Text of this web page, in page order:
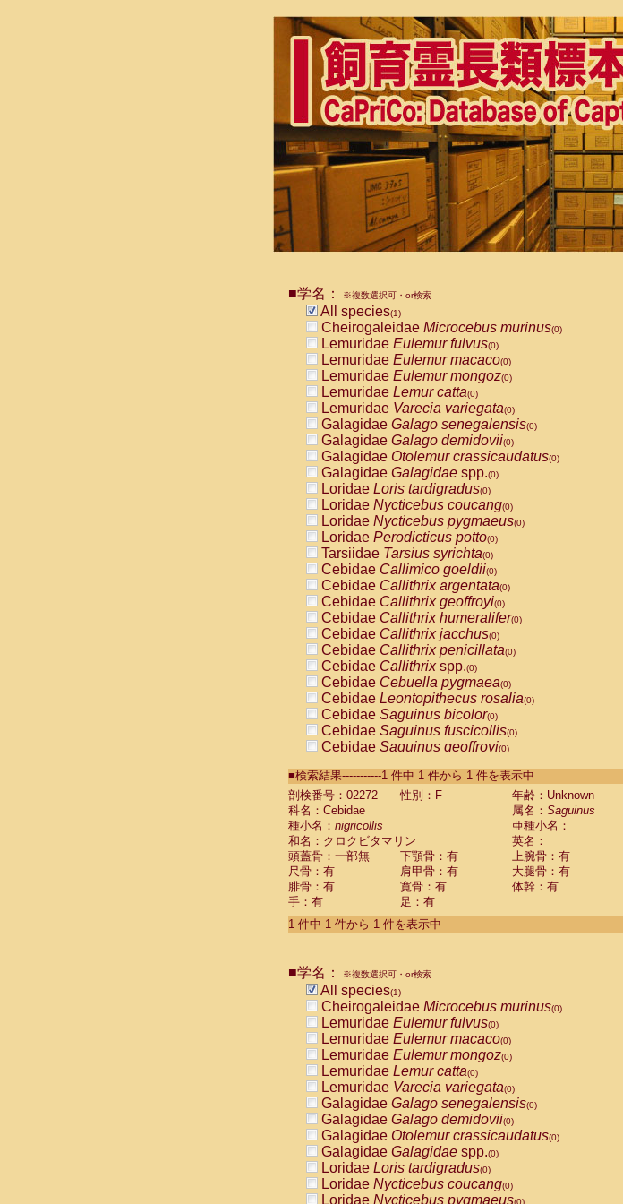
■学名： ※複数選択可・or検索
All species(1)
Cheirogaleidae Microcebus murinus(0)
Lemuridae Eulemur fulvus(0)
Lemuridae Eulemur macaco(0)
Lemuridae Eulemur mongoz(0)
Lemuridae Lemur catta(0)
Lemuridae Varecia variegata(0)
Galagidae Galago senegalensis(0)
Galagidae Galago demidovii(0)
Galagidae Otolemur crassicaudatus(0)
Galagidae Galagidae spp.(0)
Loridae Loris tardigradus(0)
Loridae Nycticebus coucang(0)
Loridae Nycticebus pygmaeus(0)
Loridae Perodicticus potto(0)
Tarsiidae Tarsius syrichta(0)
Cebidae Callimico goeldii(0)
Cebidae Callithrix argentata(0)
Cebidae Callithrix geoffroyi(0)
Cebidae Callithrix humeralifer(0)
Cebidae Callithrix jacchus(0)
Cebidae Callithrix penicillata(0)
Cebidae Callithrixspp.(0)
Cebidae Cebuella pygmaea(0)
Cebidae Leontopithecus rosalia(0)
Cebidae Saguinus bicolor(0)
Cebidae Saguinus fuscicollis(0)
Cebidae Saguinus geoffroyi(0)
CebidaeSaguinus labiatus(0)
Cebidae Saguinus leucopus (0)
Cebidae
CebidaeSaguinus mystax
CebidaeSaguinus nigricollis (1)
Cebidae Saguinus oedipus
Cebidae Saguinus weddelli
Cebidae Saguinusspp.
Cebidae Aotus trivirgatus
Cebidae Cebus albifrons
CebidaeCebus nigrivittatus
CebidaeCebus
CebidaeSaimiri boliviensis(0)
CebidaeSaimiri sciureus(0)
AtelidaeAlouatta caraya(0)
AtelidaeAlouatta fusca(0)
AtelidaeAlouatta seniculus
AtelidaeAlouattaspp.(0)
AtelidaeAteles belzebuth(0)
AtelidaeAteles geoffroyi(0)
AtelidaeAteles paniscus(0)
AtelidaeAtelesspp.(0)
Atelidae Lagothrix lagothricha
AtelidaeLagothrix lagothricha cana
PitheciidaeCacajao calvus rubicundus
■検索結果-----------1 件中 1 件から 1 件を表示中
剖検番号：02272
性別：F
年齢：Unknown
科名：Cebidae
属名： Saguinus
種小名： nigricollis
亜種小名：
和名：クロクビタマリン
英名：
頭蓋骨：一部無
下顎骨：有 上腕骨：有
尺骨：有
肩甲骨：有 大腿骨：有
腓骨：有
寛骨：有
体幹：有
手：有
足：有
1 件中 1 件から 1 件を表示中
■学名： ※複数選択可・or検索
All species(1)
Cheirogaleidae Microcebus murinus(0)
Lemuridae Eulemur fulvus(0)
Lemuridae Eulemur macaco(0)
Lemuridae Eulemur mongoz(0)
Lemuridae Lemur catta(0)
Lemuridae Varecia variegata(0)
Galagidae Galago senegalensis(0)
Galagidae Galago demidovii(0)
Galagidae Otolemur crassicaudatus(0)
Galagidae Galagidae spp.(0)
Loridae Loris tardigradus(0)
Loridae Nycticebus coucang(0)
Loridae Nycticebus pygmaeus(0)